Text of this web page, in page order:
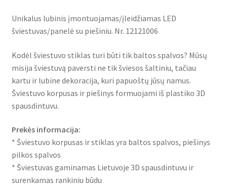
Unikalus lubinis įmontuojamas/įleidžiamas LED
šviestuvas/panelė su piešiniu. Nr. 12121006
Kodėl šviestuvo stiklas turi būti tik baltos spalvos? Mūsų
misija šviestuvą paversti ne tik šviesos šaltiniu, tačiau
kartu ir lubine dekoracija, kuri papuoštų jūsų namus.
Šviestuvo korpusas ir piešinys formuojami iš plastiko 3D
spausdintuvu.
Prekės informacija:
* Šviestuvo korpusas ir stiklas yra baltos spalvos, piešinys
pilkos spalvos
* Šviestuvas gaminamas Lietuvoje 3D spausdintuvu ir
surenkamas rankiniu būdu